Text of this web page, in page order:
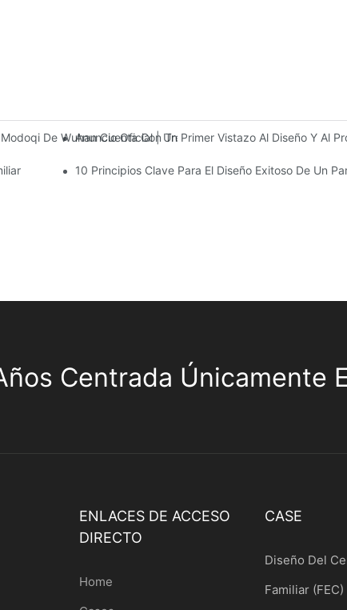
De Wuhan Cuenta Con Tres Plantas De Instalaciones
Anuncio Oficial | Un Primer Vistazo Al Diseño Y Al
10 Principios Clave Para El Diseño Exitoso De Un
Centrada Únicamente
ENLACES DE ACCESO
DIRECTO
Home
CASE
Diseño Del
Familiar (FEC)